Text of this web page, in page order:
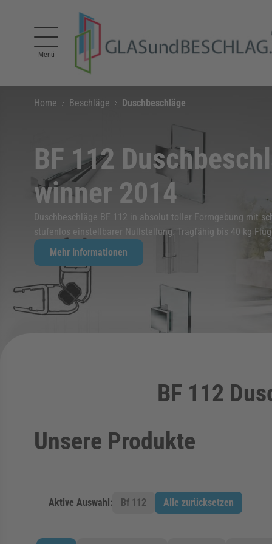
Menü
Home Beschläge Duschbeschläge
BF 112
winner 2014
Duschbeschläge BF 112 in absolut toller Formgebung mit
stufenlos einstellbarer Nullstellung. Tragfähig bis 40 kg
Mehr Informationen
BF 112
Unsere Produkte
Aktive Auswahl: Bf 112 Alle zurücksetzen